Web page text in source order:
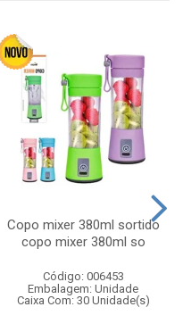
Copo mixer 380ml sortido
copo mixer 380ml so
Código: 006453
Embalagem: Unidade
Caixa Com: 30 Unidade(s)